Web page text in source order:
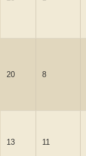
20 8
13 11